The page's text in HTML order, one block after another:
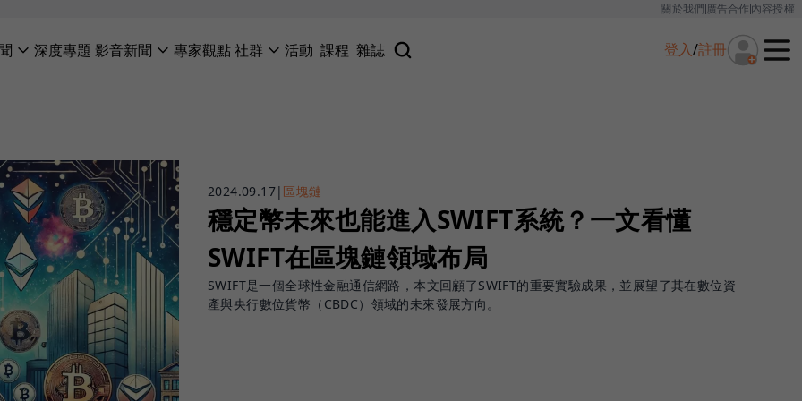
關於我們廣告合作內容授權
深度專題 影音新聞 專家觀點社群 活動 課程 雜誌 登入/註冊
2024.09.17| 區塊鏈
穩定幣未來也能進入SWIFT系統？一文看懂
SWIFT在區塊鏈領域布局
SWIFT是一個全球性金融通信網路，本文回顧了SWIFT的重要實驗成果，並展望了其在數位資
產與央行數位貨幣（CBDC）領域的未來發展方向。